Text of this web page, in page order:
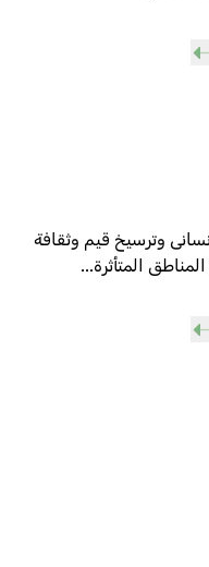
وترسيخ قيم وثقافة
المتأثرة...